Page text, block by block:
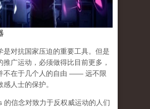
是对抗国家压迫的重要工具。但是
推广运动，必须做得比目前更多，
不在于几个人的自由 —— 远不限
人士的保护。
的信念对致力于反权威运动的人们